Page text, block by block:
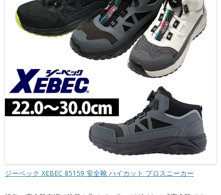
ジーベック XEBEC 85159 安全靴 ハイカット プロスニーカー